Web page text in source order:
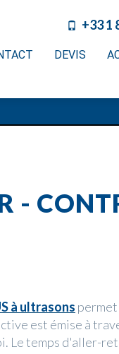
+33 1
DEVIS
-
à ultrasons
est émise à
Le temps d'aller-